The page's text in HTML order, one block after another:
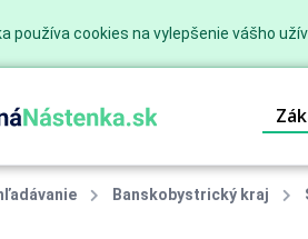
používa cookies na vylepšenie vášho
Banskobystrický kraj